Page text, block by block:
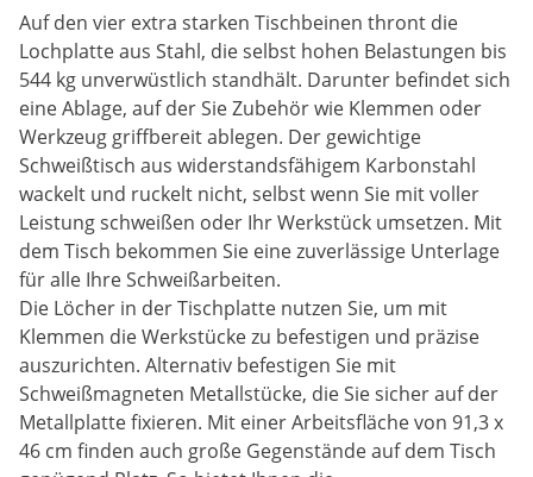
Auf den vier extra starken Tischbeinen thront die
Lochplatte aus Stahl, die selbst hohen Belastungen bis
544 kg unverwüstlich standhält. Darunter befindet sich
eine Ablage, auf der Sie Zubehör wie Klemmen oder
Werkzeug griffbereit ablegen. Der gewichtige
Schweißtisch aus widerstandsfähigem Karbonstahl
wackelt und ruckelt nicht, selbst wenn Sie mit voller
Leistung schweißen oder Ihr Werkstück umsetzen. Mit
dem Tisch bekommen Sie eine zuverlässige Unterlage
für alle Ihre Schweißarbeiten.
Die Löcher in der Tischplatte nutzen Sie, um mit
Klemmen die Werkstücke zu befestigen und präzise
auszurichten. Alternativ befestigen Sie mit
Schweißmagneten Metallstücke, die Sie sicher auf der
Metallplatte fixieren. Mit einer Arbeitsfläche von 91,3 x
46 cm finden auch große Gegenstände auf dem Tisch